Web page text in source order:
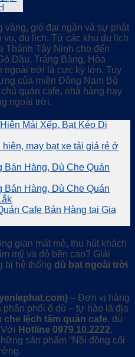
vàng, gió đại ngàn và sự phát
vụ, du lịch. Từ các khu du lịch
Thánh Tây Ninh cho đến
Dầu, Trảng Bàng, Hòa
ngoài trời là cực kỳ lớn. Tuy
của miền Đông Nam Bộ
quán cafe, nhà hàng hay
ngoài trời.
Mái Xếp, Bạt Kéo Di
may bạt xe tải giá rẻ ở
Bán Hàng, Dù Che Quán
Bán Hàng, Dù Che Quán
Cafe Bán Hàng tại Gia
gian mát mẻ, thu hút khách
mỹ và độ bền cao? Giải
bị hệ thống dù bạt ngoài trời
– Đơn vị hàng
phối ô dù – tự hào là địa
che lệch tâm quán cafe, dù
Hotline 0979.10.2222,
sản phẩm “Nồi đồng cối